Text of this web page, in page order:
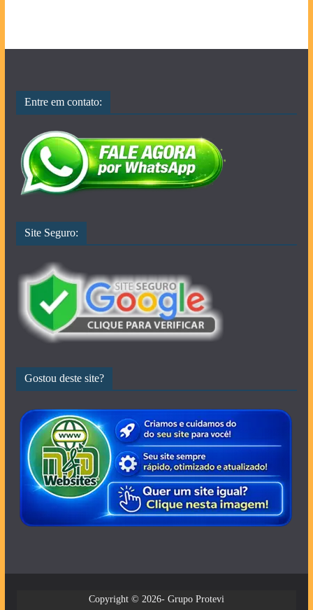
Entre em contato:
Site Seguro:
Gostou deste site?
Copyright © 2026- Grupo Protevi